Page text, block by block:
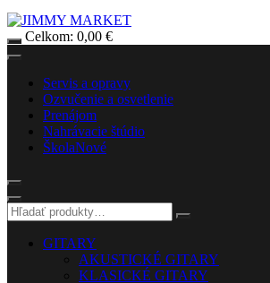
Celkom: 0,00 €
Servis a opravy
Ozvučenie a osvetlenie
Prenájom
Nahrávacie štúdio
ŠkolaNové
GITARY
AKUSTICKÉ GITARY
KLASICKÉ GITARY